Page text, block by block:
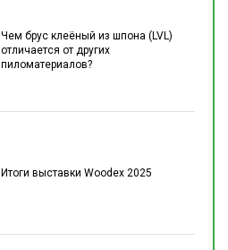
Чем брус клеёный из шпона (LVL)
отличается от других
пиломатериалов?
Итоги выставки Woodex 2025